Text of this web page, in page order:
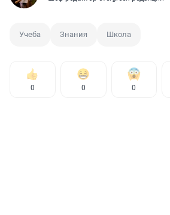
Учеба Знания Школа
0 0 0